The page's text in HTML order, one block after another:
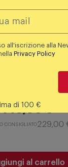
149,00€
all'iscrizione alla
Privacy Policy
di 100 €